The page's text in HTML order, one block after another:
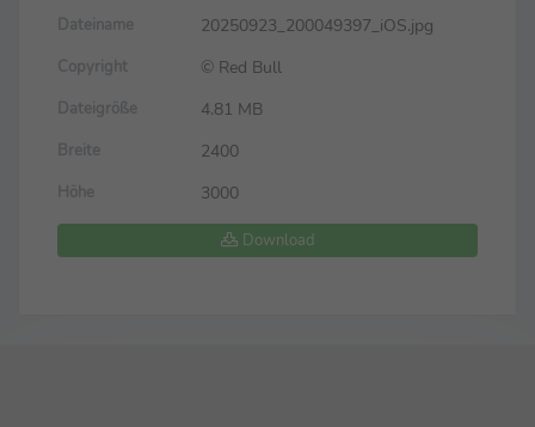
Dateiname 20250923_200049397_iOS.jpg
Copyright © Red Bull
Dateigröße 4.81 MB
Breite 2400
Höhe 3000
Download